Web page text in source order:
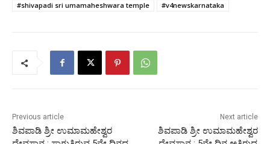
#shivapadi sri umamaheshwara temple
#v4newskarnataka
Previous article
ಶಿವಪಾಡಿ ಶ್ರೀ ಉಮಾಮಹೇಶ್ವರ
Next article
ಶಿವಪಾಡಿ ಶ್ರೀ ಉಮಾಮಹೇಶ್ವರ